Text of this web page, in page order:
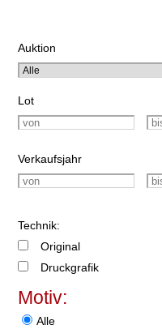
Auktion
Lot
Verkaufsjahr
Technik:
Original
Druckgrafik
Motiv:
Alle